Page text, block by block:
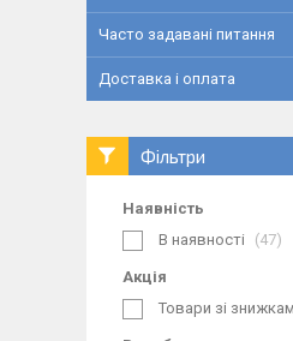
Часто задавані питання
Доставка і оплата
Фільтри
Наявність
В наявності
47
Акція
Товари зі